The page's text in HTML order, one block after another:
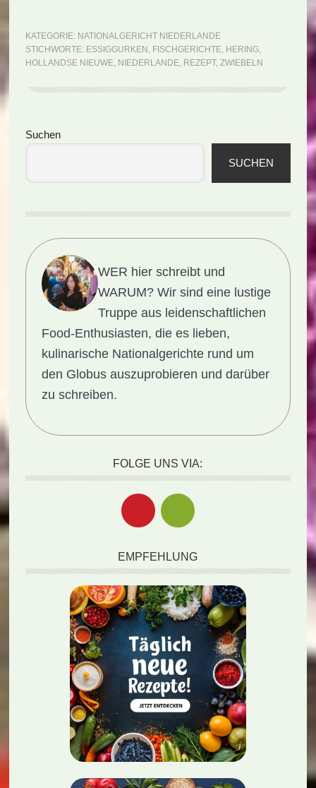
Nieuwe
KATEGORIE: NATIONALGERICHT NIEDERLANDE
STICHWORTE: ESSIGGURKEN , FISCHGERICHTE, HERING,
HOLLANDSE NIEUWE, NIEDERLANDE, REZEPT, ZWIEBELN
Seitenspalte
Suchen
SUCHEN
WER hier schreibt und
WARUM? Wir sind eine lustige
Truppe aus leidenschaftlichen
Food-Enthusiasten, die es lieben,
kulinarische Nationalgerichte rund um
den Globus auszuprobieren und darüber
zu schreiben.
FOLGE UNS VIA:
EMPFEHLUNG